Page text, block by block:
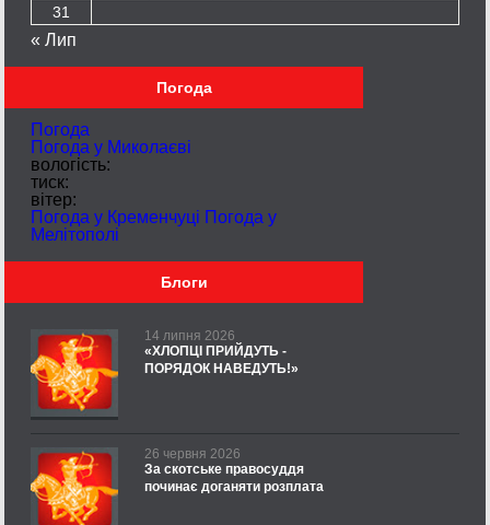
31
« Лип
Погода
Погода
Погода у Миколаєві
вологість:
тиск:
вітер:
Погода у Кременчуці Погода у
Мелітополі
Блоги
14 липня 2026
«ХЛОПЦІ ПРИЙДУТЬ -
ПОРЯДОК НАВЕДУТЬ!»
26 червня 2026
За скотське правосуддя
починає доганяти розплата